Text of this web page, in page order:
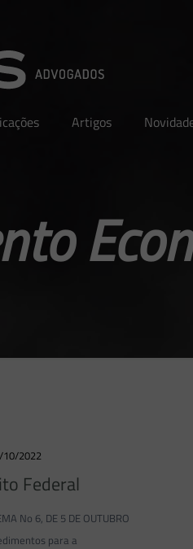
Artigos
10/2022
Federal
No 6, DE 5 DE OUTUBRO
para a